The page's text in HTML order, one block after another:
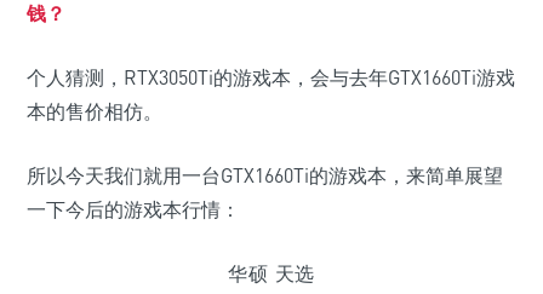
钱？
个人猜测，RTX3050Ti的游戏本，会与去年GTX1660Ti游戏
本的售价相仿。
所以今天我们就用一台GTX1660Ti的游戏本，来简单展望
一下今后的游戏本行情：
华硕 天选